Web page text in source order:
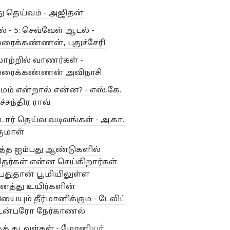
அ.கா. பெருமாள்
மணிவண்ணன்
கொள்கை
அழகிய மணவாளன்
அறிவியல் தத்துவம்
அஜிதன்
ஆர் மகாலிங்கம்
அந்தோணி மெக்டோனல்
குமாரசுவாமி
ஶ்ரீநிவாசன்
இதயத்துல்லா
தத்துவம்
கவிதையியல் இயக்கி
தெய்வம் - அஜிதன்
- 5: செவ்வேள் ஆடல் -
புதுச்சேரி
வாணர்கள் -
அவிநாசி
என்றால் என்ன? - எஸ்.கே.
ராவ்
தெய்வ வடிவங்கள் - அ.கா.
ஐம்பது ஆண்டுகளில்
என்ன செய்கிறார்கள்
பூமியிலுள்ள
உயிர்களின்
தீர்மானிக்கும் - டேவிட்
நேர்காணல்